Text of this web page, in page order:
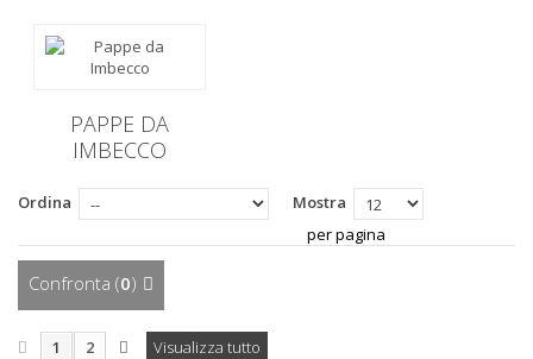
PAPPE DA
IMBECCO
Ordina
Mostra
per pagina
Confronta (0)
Visualizza tutto
1 2